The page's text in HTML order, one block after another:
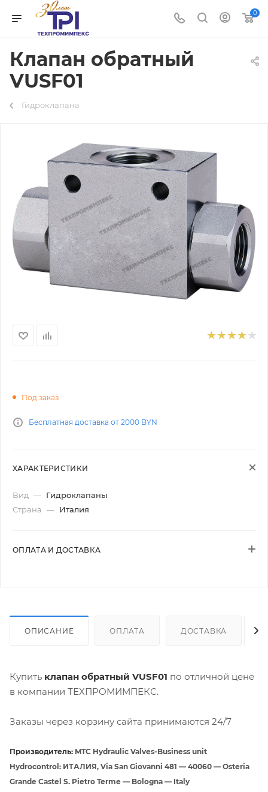
0
Клапан обратный
VUSF01
Гидроклапана
Под заказ
Бесплатная доставка от 2000 BYN
ХАРАКТЕРИСТИКИ
Вид — Гидроклапаны
Страна — Италия
ОПЛАТА И ДОСТАВКА
ОПИСАНИЕ ОПЛАТА ДОСТАВКА
Купить клапан обратный VUSF01 по отличной цене
в компании ТЕХПРОМИМПЕКС.
Заказы через корзину сайта принимаются 24/7
Производитель: MTC Hydraulic Valves-Business unit
Hydrocontrol: ИТАЛИЯ, Via San Giovanni 481 — 40060 — Osteria
Grande Castel S. Pietro Terme — Bologna — Italy